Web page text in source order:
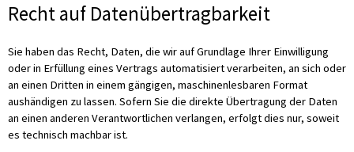
Recht auf Daten­übertrag­barkeit
Sie haben das Recht, Daten, die wir auf Grundlage Ihrer Einwilligung
oder in Erfüllung eines Vertrags automatisiert verarbeiten, an sich oder
an einen Dritten in einem gängigen, maschinenlesbaren Format
aushändigen zu lassen. Sofern Sie die direkte Übertragung der Daten
an einen anderen Verantwortlichen verlangen, erfolgt dies nur, soweit
es technisch machbar ist.